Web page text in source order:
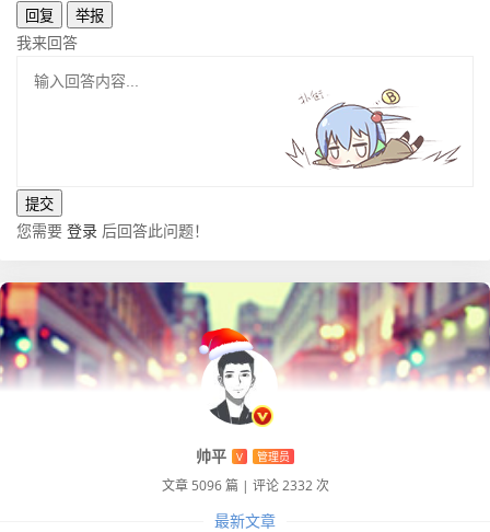
回复
举报
我来回答
您需要 登录 后回答此问题！
帅平 V 管理员
文章 5096 篇 | 评论 2332 次
最新文章